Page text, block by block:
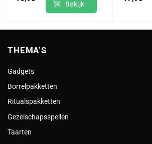
Bekijk
THEMA’S
Gadgets
Borrelpakketten
Ritualspakketten
Gezelschapsspellen
Taarten